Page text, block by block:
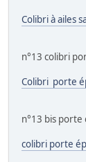
Colibri à ailes
n°13 colibri
Colibri porte
n°13 bis porte
colibri porte